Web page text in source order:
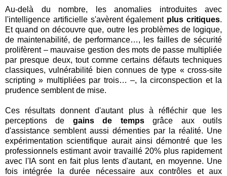
Au-delà du nombre, les anomalies introduites avec
l'intelligence artificielle s'avèrent également plus critiques.
Et quand on découvre que, outre les problèmes de logique,
de maintenabilité, de performance…, les failles de sécurité
prolifèrent – mauvaise gestion des mots de passe multipliée
par presque deux, tout comme certains défauts techniques
classiques, vulnérabilité bien connues de type « cross-site
scripting » multipliées par trois… –, la circonspection et la
prudence semblent de mise.
Ces résultats donnent d'autant plus à réfléchir que les
perceptions de gains de tempsgrâce aux outils
d'assistance semblent aussi démenties par la réalité. Une
expérimentation scientifique aurait ainsi démontré que les
professionnels estimant avoir travaillé 20% plus rapidement
avec l'IA sont en fait plus lents d'autant, en moyenne. Une
fois intégrée la durée nécessaire aux contrôles et aux